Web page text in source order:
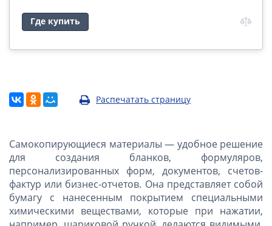
Где купить
Распечатать страницу
Самокопирующиеся материалы — удобное решение
для создания бланков, формуляров,
персонализированных форм, документов, счетов-
фактур или бизнес-отчетов. Она представляет собой
бумагу с нанесенным покрытием специальными
химическими веществами, которые при нажатии,